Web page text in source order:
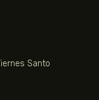
Santo